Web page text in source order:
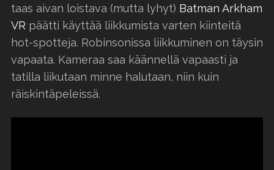
taas aivan loistava (mutta lyhyt) Batman Arkham
VR päätti käyttää liikkumista varten kiinteitä
hot-spotteja. Robinsonissa liikkuminen on täysin
vapaata. Kameraa saa käännellä vapaasti ja
tatilla liikutaan minne halutaan, niin kuin
räiskintäpeleissä.